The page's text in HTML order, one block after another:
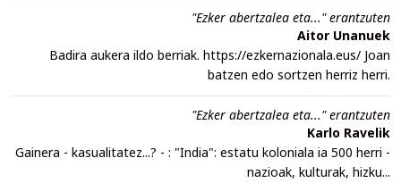
"Ezker abertzalea eta..." erantzuten
Aitor Unanuek
Badira aukera ildo berriak. https://ezkernazionala.eus/ Joan
batzen edo sortzen herriz herri.
"Ezker abertzalea eta..." erantzuten
Karlo Ravelik
Gainera - kasualitatez...? - : "India": estatu koloniala ia 500 herri -
nazioak, kulturak, hizku...